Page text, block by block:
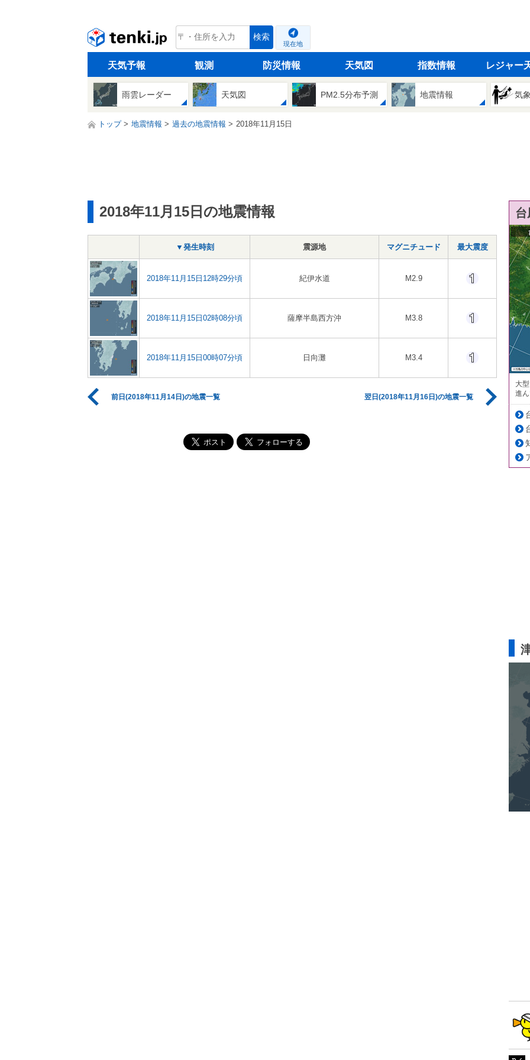
tenki.jp 検索
現在地
天気予報 観測 防災情報 天気図 指数情報 レジャー
雨雲レーダー 天気図 PM2.5分布予測 地震情報 気
トップ 地震情報 過去の地震情報 2018年11月15日
2018年11月15日の地震情報
▼発生時刻 震源地 マグニチュード 最大震度
2018年11月15日12時29分頃 紀伊水道 M2.9
2018年11月15日02時08分頃 薩摩半島西方沖 M3.8
2018年11月15日00時07分頃 日向灘 M3.4
前日(2018年11月14日)の地震一覧 翌日(2018年11月16日)の地震一覧
大
進